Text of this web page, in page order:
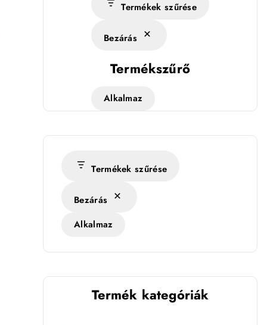
Termékek szűrése
Bezárás
Termékszűrő
Alkalmaz
Termékek szűrése
Bezárás
Alkalmaz
Termék kategóriák